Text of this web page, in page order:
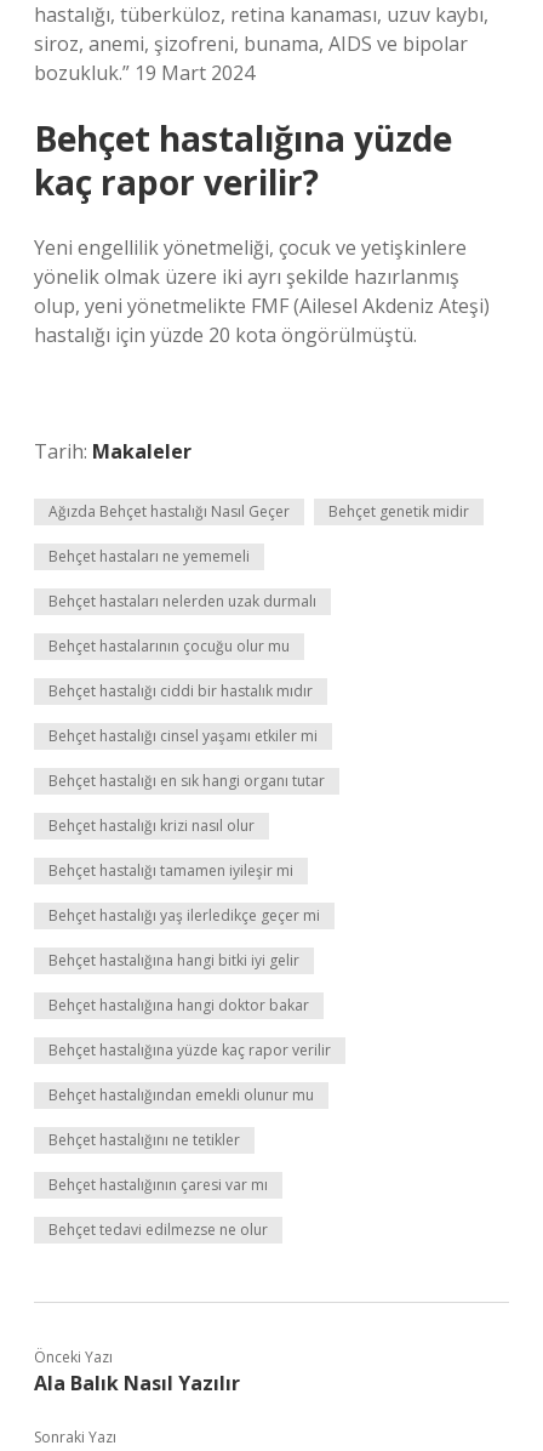
hastalığı, tüberküloz, retina kanaması, uzuv kaybı,
siroz, anemi, şizofreni, bunama, AIDS ve bipolar
bozukluk.” 19 Mart 2024
Behçet hastalığına yüzde
kaç rapor verilir?
Yeni engellilik yönetmeliği, çocuk ve yetişkinlere
yönelik olmak üzere iki ayrı şekilde hazırlanmış
olup, yeni yönetmelikte FMF (Ailesel Akdeniz Ateşi)
hastalığı için yüzde 20 kota öngörülmüştü.
Tarih: Makaleler
Ağızda Behçet hastalığı Nasıl Geçer Behçet genetik midir
Behçet hastaları ne yememeli
Behçet hastaları nelerden uzak durmalı
Behçet hastalarının çocuğu olur mu
Behçet hastalığı ciddi bir hastalık mıdır
Behçet hastalığı cinsel yaşamı etkiler mi
Behçet hastalığı en sık hangi organı tutar
Behçet hastalığı krizi nasıl olur
Behçet hastalığı tamamen iyileşir mi
Behçet hastalığı yaş ilerledikçe geçer mi
Behçet hastalığına hangi bitki iyi gelir
Behçet hastalığına hangi doktor bakar
Behçet hastalığına yüzde kaç rapor verilir
Behçet hastalığından emekli olunur mu
Behçet hastalığını ne tetikler
Behçet hastalığının çaresi var mı
Behçet tedavi edilmezse ne olur
Önceki Yazı
Ala Balık Nasıl Yazılır
Sonraki Yazı